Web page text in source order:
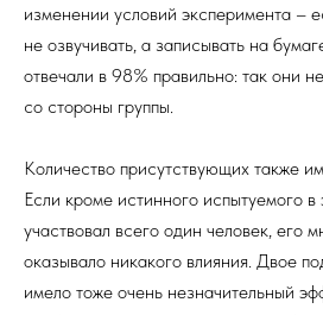
изменении условий эксперимента –
не озвучивать, а записывать на
отвечали в 98% правильно: так они
со стороны группы.
Количество присутствующих также
Если кроме истинного испытуемого в
участвовал всего один человек, его
оказывало никакого влияния. Двое
имело тоже очень незначительный